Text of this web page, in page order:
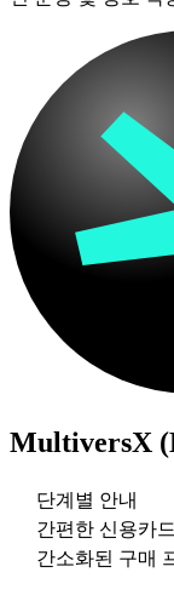
MultiversX
단계별 안내
간편한 신용카
간소화된 구매